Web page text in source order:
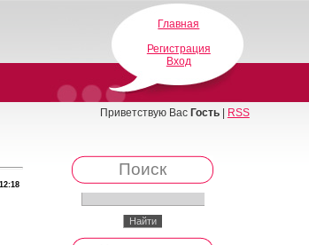
Главная
Регистрация
Вход
Приветствую Вас Гость| RSS
12:18
Поиск